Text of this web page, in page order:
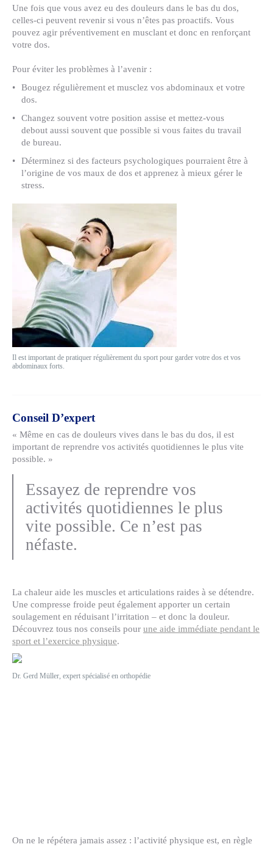
Une fois que vous avez eu des douleurs dans le bas du dos,
celles-ci peuvent revenir si vous n’êtes pas proactifs. Vous
pouvez agir préventivement en musclant et donc en renforçant
votre dos.
Il est important de pratiquer régulièrement du sport pour garder votre dos et vos
abdominaux forts.
Pour éviter les problèmes à l’avenir :
Bougez régulièrement et musclez vos abdominaux et votre
dos.
Changez souvent votre position assise et mettez-vous
debout aussi souvent que possible si vous faites du travail
de bureau.
Déterminez si des facteurs psychologiques pourraient être à
l’origine de vos maux de dos et apprenez à mieux gérer le
stress.
Conseil D’expert
Dr. Gerd Müller, expert spécialisé en orthopédie
« Même en cas de douleurs vives dans le bas du dos, il est
important de reprendre vos activités quotidiennes le plus vite
possible. »
Essayez de reprendre vos
activités quotidiennes le plus
vite possible. Ce n’est pas
néfaste.
La chaleur aide les muscles et articulations raides à se détendre.
Une compresse froide peut également apporter un certain
soulagement en réduisant l’irritation – et donc la douleur.
Découvrez tous nos conseils pour une aide immédiate pendant le
sport et l’exercice physique.
On ne le répétera jamais assez : l’activité physique est, en règle